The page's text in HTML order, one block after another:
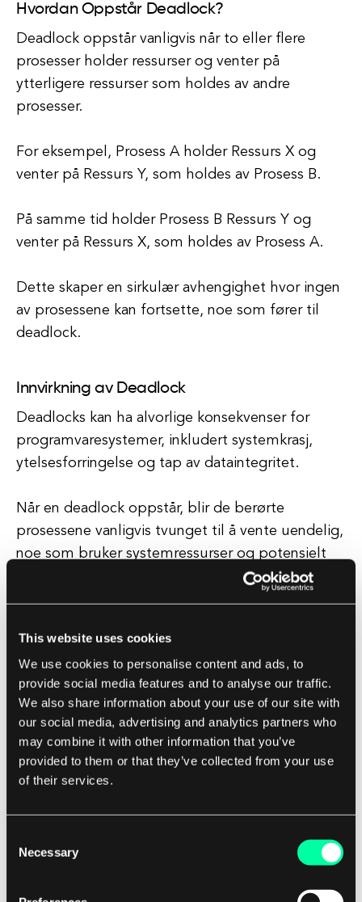
This website uses cookies
We use cookies to personalise content and ads, to
provide social media features and to analyse our traffic.
We also share information about your use of our site with
our social media, advertising and analytics partners who
may combine it with other information that you’ve
provided to them or that they’ve collected from your use
of their services.
Selection
Necessary
Hvordan Oppstår Deadlock?
Deadlock oppstår vanligvis når to eller flere
prosesser holder ressurser og venter på
ytterligere ressurser som holdes av andre
prosesser.
For eksempel, Prosess A holder Ressurs X og
venter på Ressurs Y, som holdes av Prosess B.
På samme tid holder Prosess B Ressurs Y og
venter på Ressurs X, som holdes av Prosess A.
Dette skaper en sirkulær avhengighet hvor ingen
av prosessene kan fortsette, noe som fører til
deadlock.
Innvirkning av Deadlock
Deadlocks kan ha alvorlige konsekvenser for
programvaresystemer, inkludert systemkrasj,
ytelsesforringelse og tap av dataintegritet.
Når en deadlock oppstår, blir de berørte
prosessene vanligvis tvunget til å vente uendelig,
noe som bruker systemressurser og potensielt
kan forårsake at andre prosesser også blir
Forebygging og Løsning av Deadlock
Det finnes flere strategier for å forebygge og
løse deadlocks i programvaresystemer.
En vanlig tilnærming er å bruke
synkroniseringsmekanismer som låser, semaforer
delte ressurser og unngå motstridende
I tillegg kan deadlock-deteksjonsalgoritmer